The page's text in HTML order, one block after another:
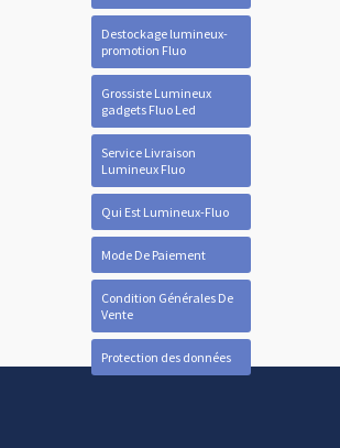
Destockage lumineux-
promotion Fluo
Grossiste Lumineux
gadgets Fluo Led
Service Livraison
Lumineux Fluo
Qui Est Lumineux-Fluo
Mode De Paiement
Condition Générales De
Vente
Protection des données